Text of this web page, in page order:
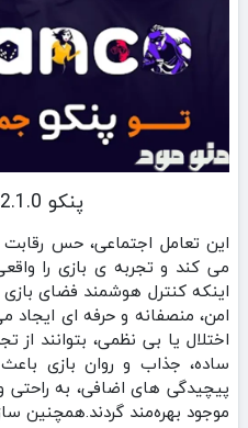
‏‏‏‏پنکو 2.1.0 هک شده
این تعامل اجتماعی، حس
می‌ کند و تجربه‌ ی بازی را
اینکه کنترل هوشمند فضای بازی
امن، منصفانه و حرفه‌ ای ایجاد
اختلال یا بی‌ نظمی، بتوانند از
ساده، جذاب و روان بازی
پیچیدگی‌ های اضافی، به راحتی
موجود بهره‌مند گردند.همچنین